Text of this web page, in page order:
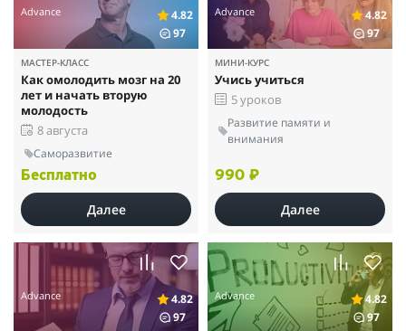
Advance
4.82
97
МАСТЕР-КЛАСС
Как омолодить мозг на 20
лет и начать вторую
молодость
8 августа
Саморазвитие
Бесплатно
Далее
Advance
4.82
97
МИНИ-КУРС
Учись учиться
5 уроков
Развитие памяти и
внимания
990 ₽
Далее
Advance
4.82
97
Advance
4.82
97